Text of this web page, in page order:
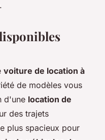
voiture de location à
de modèles vous
d'une location de
des trajets
plus spacieux pour